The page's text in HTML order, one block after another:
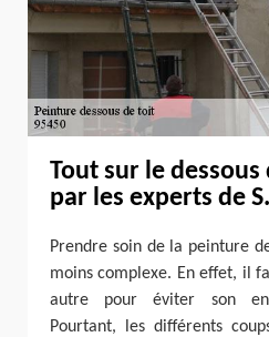
Tout sur le
par les experts de
Prendre soin de la peinture
moins complexe. En effet, il
autre pour éviter son
Pourtant, les différents